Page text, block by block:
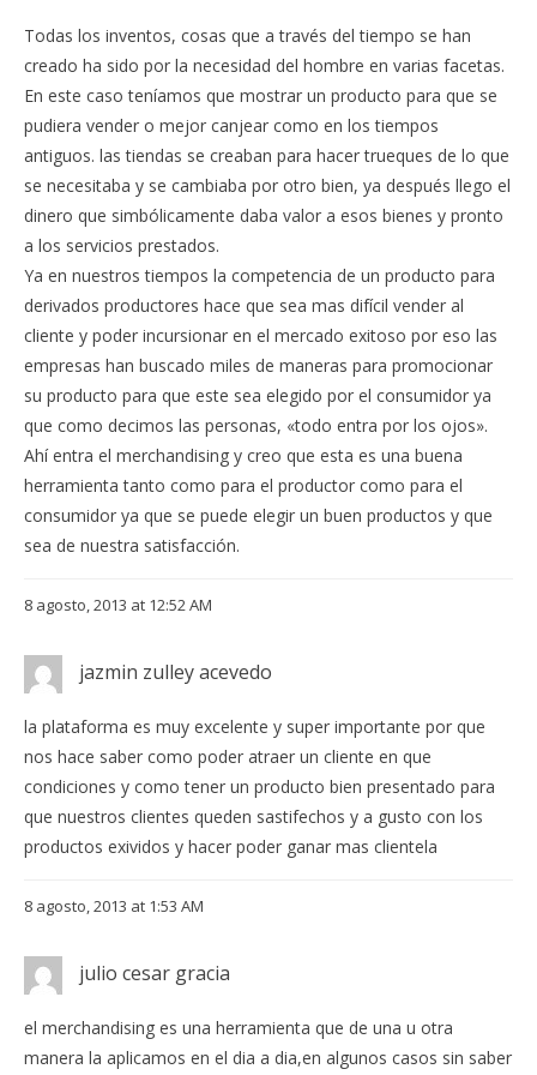
Todas los inventos, cosas que a través del tiempo se han
creado ha sido por la necesidad del hombre en varias facetas.
En este caso teníamos que mostrar un producto para que se
pudiera vender o mejor canjear como en los tiempos
antiguos. las tiendas se creaban para hacer trueques de lo que
se necesitaba y se cambiaba por otro bien, ya después llego el
dinero que simbólicamente daba valor a esos bienes y pronto
a los servicios prestados.
Ya en nuestros tiempos la competencia de un producto para
derivados productores hace que sea mas difícil vender al
cliente y poder incursionar en el mercado exitoso por eso las
empresas han buscado miles de maneras para promocionar
su producto para que este sea elegido por el consumidor ya
que como decimos las personas, «todo entra por los ojos».
Ahí entra el merchandising y creo que esta es una buena
herramienta tanto como para el productor como para el
consumidor ya que se puede elegir un buen productos y que
sea de nuestra satisfacción.
8 agosto, 2013 at 12:52 AM
jazmin zulley acevedo
la plataforma es muy excelente y super importante por que
nos hace saber como poder atraer un cliente en que
condiciones y como tener un producto bien presentado para
que nuestros clientes queden sastifechos y a gusto con los
productos exividos y hacer poder ganar mas clientela
8 agosto, 2013 at 1:53 AM
julio cesar gracia
el merchandising es una herramienta que de una u otra
manera la aplicamos en el dia a dia,en algunos casos sin saber